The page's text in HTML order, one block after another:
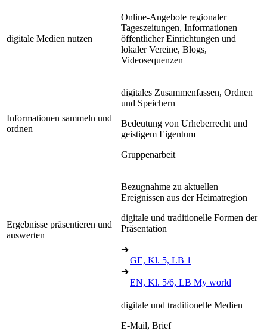
digitale Medien nutzen
Online-Angebote regionaler
Tageszeitungen, Informationen
öffentlicher Einrichtungen und
lokaler Vereine, Blogs,
Videosequenzen
Informationen sammeln und
ordnen
digitales Zusammenfassen, Ordnen
und Speichern
Bedeutung von Urheberrecht und
geistigem Eigentum
Gruppenarbeit
Ergebnisse präsentieren und
auswerten
Bezugnahme zu aktuellen
Ereignissen aus der Heimatregion
digitale und traditionelle Formen der
Präsentation
➔
GE, Kl. 5, LB 1
➔
EN, Kl. 5/6, LB My world
digitale und traditionelle Medien
E-Mail, Brief